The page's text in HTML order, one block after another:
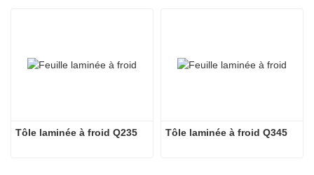
Tôle laminée à froid Q235 Tôle laminée à froid Q345